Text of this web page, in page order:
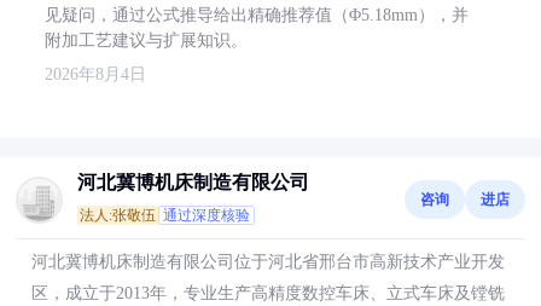
见疑问，通过公式推导给出精确推荐值（Φ5.18mm），并
附加工艺建议与扩展知识。
2026年8月4日
河北冀博机床制造有限公司
法人:张敬伍 通过深度核验
咨询 进店
河北冀博机床制造有限公司位于河北省邢台市高新技术产业开发
区，成立于2013年，专业生产高精度数控车床、立式车床及镗铣